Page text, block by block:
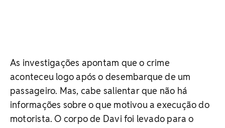
As investigações apontam que o crime
aconteceu logo após o desembarque de um
passageiro. Mas, cabe salientar que não há
informações sobre o que motivou a execução do
motorista. O corpo de Davi foi levado para o